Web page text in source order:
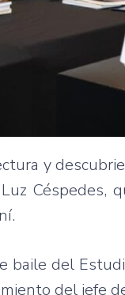
y
Céspedes,
baile del
del jefe